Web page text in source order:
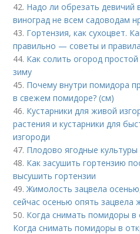
42. Надо ли обрезать девичий
виноград не всем садоводам
43. Гортензия, как сухоцвет.
правильно — советы и правила
44. Как солить огород
зиму
45. Почему внутри помидора
в свежем помидоре? (см)
46. Кустарники для живой
растения и кустарники для
изгороди
47. Плодово ягодные культуры
48. Как засушить гортензию
высушить гортензии
49.Жимолость зацвела
сейчас осенью опять зацвела
50. Когда снимать помидоры в
Когда снимать помидоры в